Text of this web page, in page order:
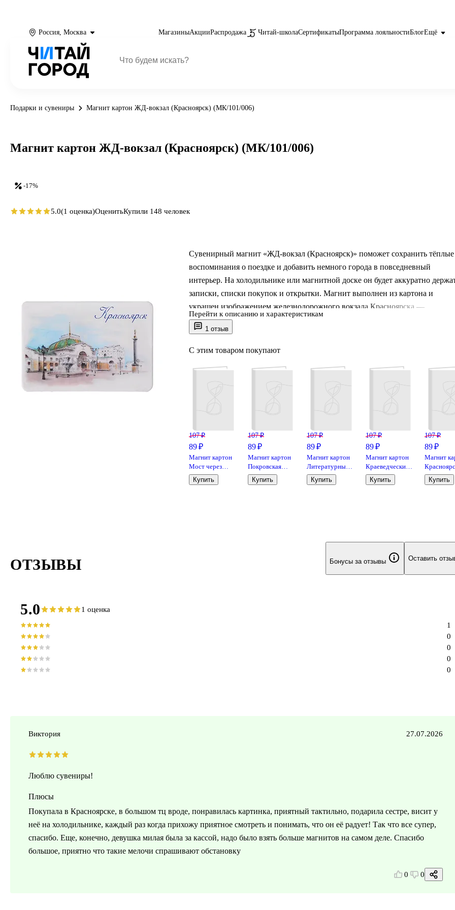
Россия, Москва МагазиныАкцииРаспродажа Читай-школаСертификатыПрограмма лояльностиБлогЕщё
Подарки и сувениры Магнит картон ЖД-вокзал (Красноярск) (МК/101/006)
1 отзыв
Сувенирный магнит «ЖД-вокзал (Красноярск)» поможет сохранить тёплые
воспоминания о поездке и добавить немного города в повседневный
интерьер. На холодильнике или магнитной доске он будет аккуратно
записки, списки покупок и открытки. Магнит выполнен из картона и
украшен изображением железнодорожного вокзала Красноярска —
отличный небольшой подарок для путешественников и любителей
символов.
Перейти к описанию и характеристикам
С этим товаром покупают
107 ₽
89 ₽
Магнит картон
Мост через
Енисей
(Красноярск)
Купить
107 ₽
89 ₽
Магнит картон
Покровская
церковь
(Красноярск)
Купить
107 ₽
89 ₽
Магнит картон
Литературный
музей им.
В.П.Астафьева
Купить
107 ₽
89 ₽
Магнит картон
Краеведческий
музей
(Красноярск)
Купить
107 ₽
89 ₽
Магнит
ГЭС
Купить
-17%
Магнит картон ЖД-вокзал (Красноярск) (МК/101/006)
5.0(1 оценка)ОценитьКупили 148 человек
ОТЗЫВЫ Бонусы за отзывы Оставить
5.0 1 оценка
0
0
0
0
1
Виктория 27.07.2026
Люблю сувениры!
Плюсы
Покупала в Красноярске, в большом тц вроде, понравилась картинка, приятный тактильно, подарила сестре, висит у
неё на холодильнике, каждый раз когда прихожу приятное смотреть и понимать, что он её радует! Так что все супер,
спасибо. Еще, конечно, девушка милая была за кассой, надо было взять больше магнитов на самом деле. Спасибо
большое, приятно что такие мелочи спрашивают обстановку ️
0 0